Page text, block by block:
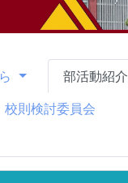
部活動紹介
校則検討委員会